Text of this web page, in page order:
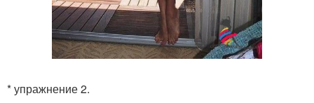
* упражнение 2.